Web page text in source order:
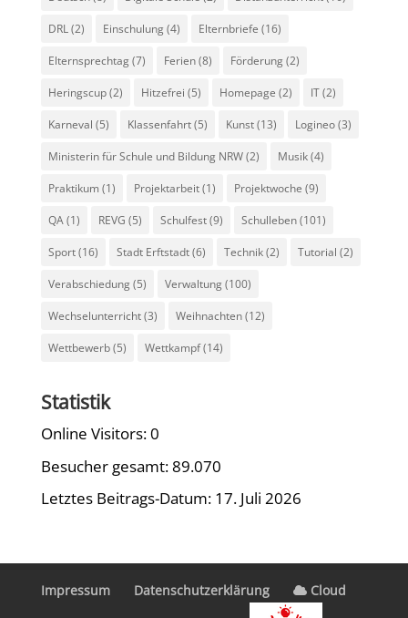
DRL(2) Einschulung(4) Elternbriefe (16)
Elternsprechtag(7) Ferien(8) Förderung(2)
Heringscup(2) Hitzefrei (5) Homepage (2) IT(2)
Karneval (5) Klassenfahrt(5) Kunst(13) Logineo(3)
Ministerin für Schule und Bildung NRW(2) Musik(4)
Praktikum (1) Projektarbeit(1) Projektwoche (9)
QA(1) REVG (5) Schulfest(9) Schulleben(101)
Sport(16) Stadt Erftstadt(6) Technik(2) Tutorial (2)
Verabschiedung(5) Verwaltung(100)
Wechselunterricht(3) Weihnachten(12)
Wettbewerb(5) Wettkampf(14)
Statistik
Online Visitors:0
Besucher gesamt:89.070
Letztes Beitrags-Datum: 17. Juli 2026
Impressum Datenschutzerklärung Cloud